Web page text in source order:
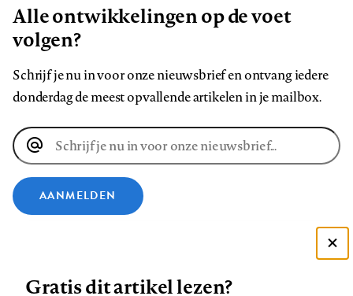
Alle ontwikkelingen op de voet
volgen?
Schrijf je nu in voor onze nieuwsbrief en ontvang iedere
donderdag de meest opvallende artikelen in je mailbox.
E-
mailadres
AANMELDEN
Gratis dit artikel lezen?
Zie onze cookie policy